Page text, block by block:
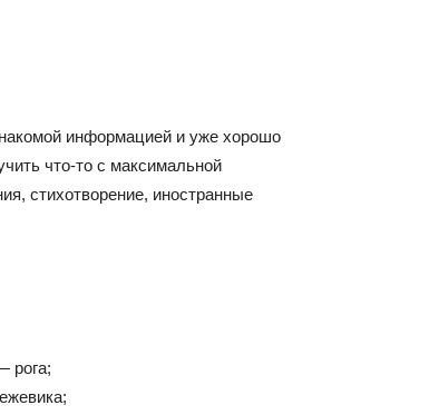
информацией и уже хорошо
что-то с максимальной
стихотворение, иностранные
рога;